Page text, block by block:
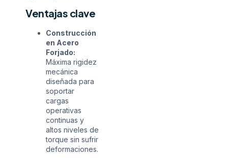
Ventajas clave
Construcción
en Acero
Forjado:
Máxima rigidez
mecánica
diseñada para
soportar
cargas
operativas
continuas y
altos niveles de
torque sin sufrir
deformaciones.